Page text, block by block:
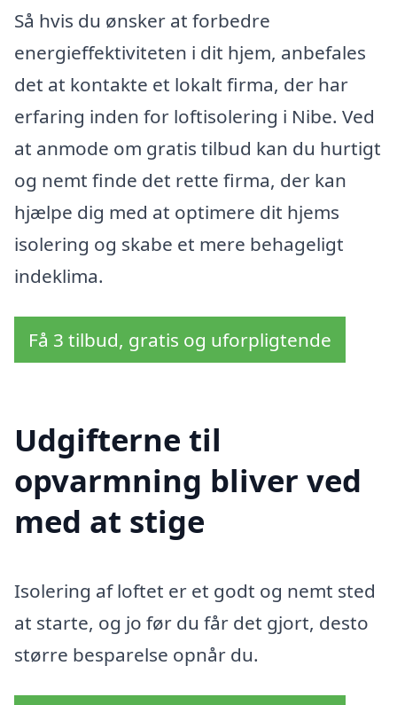
Så hvis du ønsker at forbedre
energieffektiviteten i dit hjem, anbefales
det at kontakte et lokalt firma, der har
erfaring inden for loftisolering i Nibe. Ved
at anmode om gratis tilbud kan du hurtigt
og nemt finde det rette firma, der kan
hjælpe dig med at optimere dit hjems
isolering og skabe et mere behageligt
indeklima.
Få 3 tilbud, gratis og uforpligtende
Udgifterne til
opvarmning bliver ved
med at stige
Isolering af loftet er et godt og nemt sted
at starte, og jo før du får det gjort, desto
større besparelse opnår du.